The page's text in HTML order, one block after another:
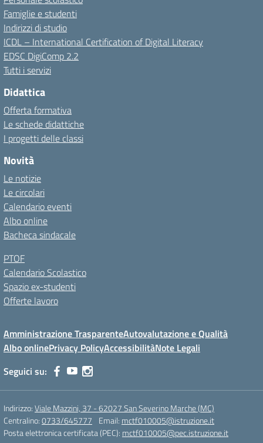
Famiglie e studenti
Indirizzi di studio
ICDL – International Certification of Digital Literacy
EDSC DigiComp 2.2
Tutti i servizi
Didattica
Offerta formativa
Le schede didattiche
I progetti delle classi
Novità
Le notizie
Le circolari
Calendario eventi
Albo online
Bacheca sindacale
PTOF
Calendario Scolastico
Spazio ex-studenti
Offerte lavoro
Amministrazione TrasparenteAutovalutazione e Qualità
Albo onlinePrivacy PolicyAccessibilitàNote Legali
Seguici su:
Indirizzo:Viale Mazzini, 37 - 62027 San Severino Marche (MC)
Centralino:0733/645777 Email: mctf010005@istruzione.it
Posta elettronica certificata (PEC): mctf010005@pec.istruzione.it